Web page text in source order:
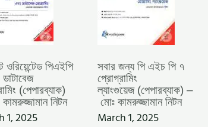
ওরিয়েন্টেড পিএইপি
(পেপারব্যাক)
নিটন
1, 2025
সবার জন্য পি এইচ পি ৭
প্রোগ্রামিং
ল্যাংগুয়েজ (পেপারব্যাক) –
মোঃ কামরুজ্জামান নিটন
March 1, 2025
–
মোঃ
কামরুজ্জামান
নিটন